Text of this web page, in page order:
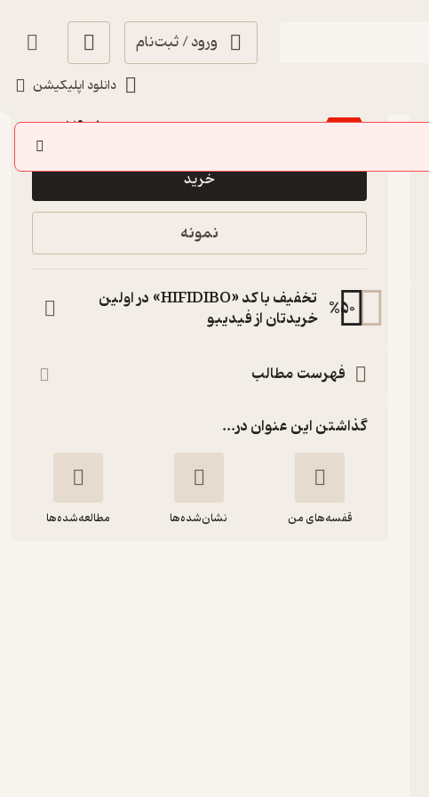
ورود / ثبت‌نام
دانلود اپلیکیشن
٪40
133,000
79,800تومان
خرید
نمونه
%50
تخفیف با کد «HIFIDIBO» در اولین
خریدتان از فیدیبو
فهرست مطالب
گذاشتن این عنوان در...
قفسه‌های من نشان‌شده‌ها مطالعه‌شده‌ها